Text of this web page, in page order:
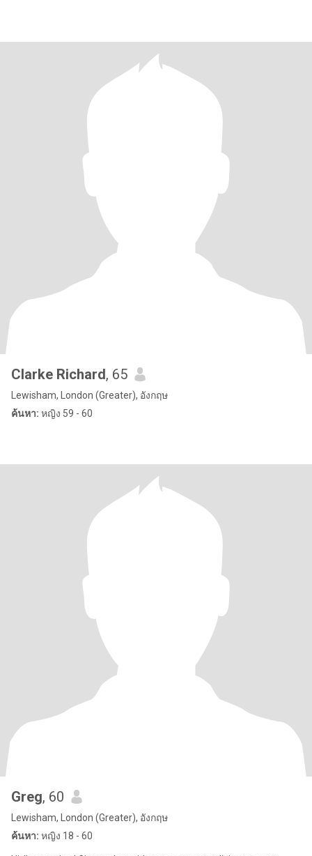
Clarke Richard, 65
Lewisham, London (Greater), อังกฤษ
ค้นหา: หญิง 59 - 60
Greg, 60
Lewisham, London (Greater), อังกฤษ
ค้นหา: หญิง 18 - 60